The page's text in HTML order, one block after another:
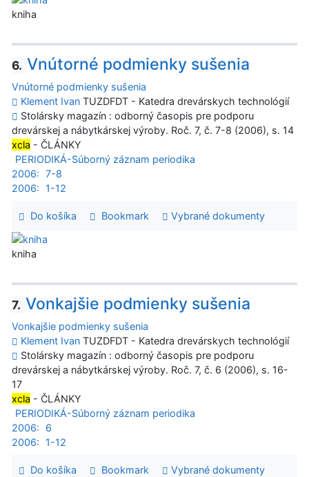
kniha
6. Vnútorné podmienky sušenia
Vnútorné podmienky sušenia
Klement Ivan TUZDFDT - Katedra drevárskych technológií
Stolársky magazín : odborný časopis pre podporu
drevárskej a nábytkárskej výroby. Roč. 7, č. 7-8 (2006), s. 14
xcla - ČLÁNKY
PERIODIKÁ-Súborný záznam periodika
2006: 7-8
2006:
1-12
Do košíka Bookmark Vybrané dokumenty
kniha
7. Vonkajšie podmienky sušenia
Vonkajšie podmienky sušenia
Klement Ivan TUZDFDT - Katedra drevárskych technológií
Stolársky magazín : odborný časopis pre podporu
drevárskej a nábytkárskej výroby. Roč. 7, č. 6 (2006), s. 16-
17
xcla - ČLÁNKY
PERIODIKÁ-Súborný záznam periodika
2006:
6
2006:
1-12
Do košíka Bookmark Vybrané dokumenty